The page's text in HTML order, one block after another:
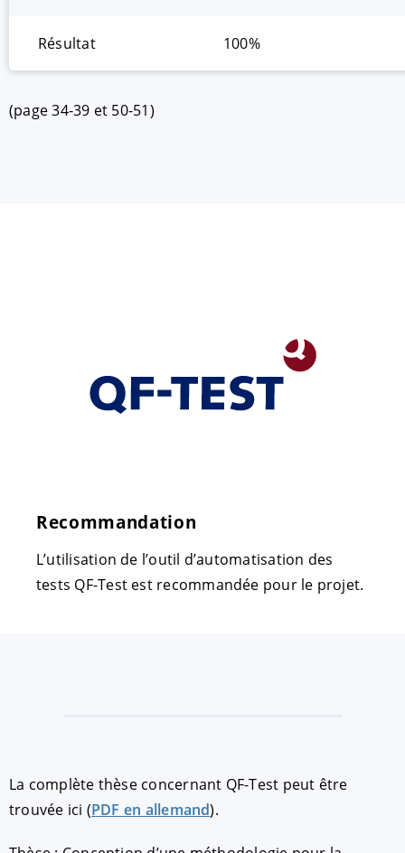
Résultat 100%
(page 34-39 et 50-51)
Recommandation
L’utilisation de l’outil d’automatisation des
tests QF-Test est recommandée pour le projet.
La complète thèse concernant QF-Test peut être
trouvée ici (PDF en allemand).